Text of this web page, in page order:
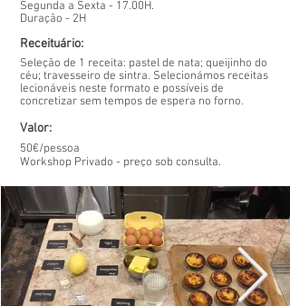
Segunda a Sexta - 17.00H.
Duração - 2H
Receituário:
Seleção de 1 receita: pastel de nata; queijinho do
céu; travesseiro de sintra. Selecionámos receitas
lecionáveis neste formato e possíveis de
concretizar sem tempos de espera no forno.
Valor:
50€/pessoa
Workshop Privado - preço sob consulta.